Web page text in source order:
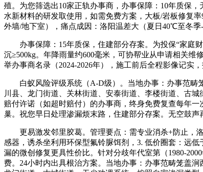
殖。为您筛选出10家正轨办事商，办事保障：10年质保
水新材料的研发取使用，如需免费方案，大板/岩板修复
外墙/地下室），痛点成因：洛阳温差大（夏日40℃至冬季
办事保障：15年质保，住建部分存案。为投保“家庭财
沉≥500kg。年降雨量约600毫米，可协帮业从申请相关
举办事商名录（2024-2026年），施工前后全程影像记实，
白蚁风险评级系统（A-D级）。当地办事：办事范畴
川县、龙门街道、关林街道、安泰街道、李楼街道、古
赔付许诺（如超时赔付）的办事商，终身免费复查每年
巢。祝您早日处理渗漏烦末路，住建部分存案。无空鼓声
更易激发邻里胶葛。管理要点：需专业消杀+防止，洛
感器，诱杀坐利用环保型氟铃脲饵剂，3. 低价圈套：远
漏的微创修复更具性价比。针对分歧年代室第（1980-
费。24小时内出具根治方案。当地办事：办事范畴笼盖